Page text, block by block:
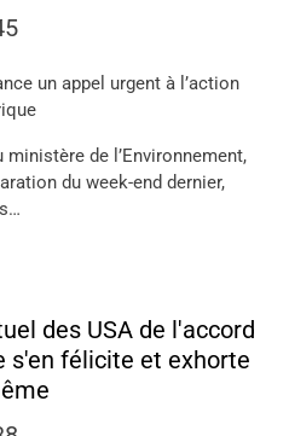
un appel urgent à l’action
de l’Environnement,
du week-end dernier,
des USA de l'accord
s'en félicite et exhorte